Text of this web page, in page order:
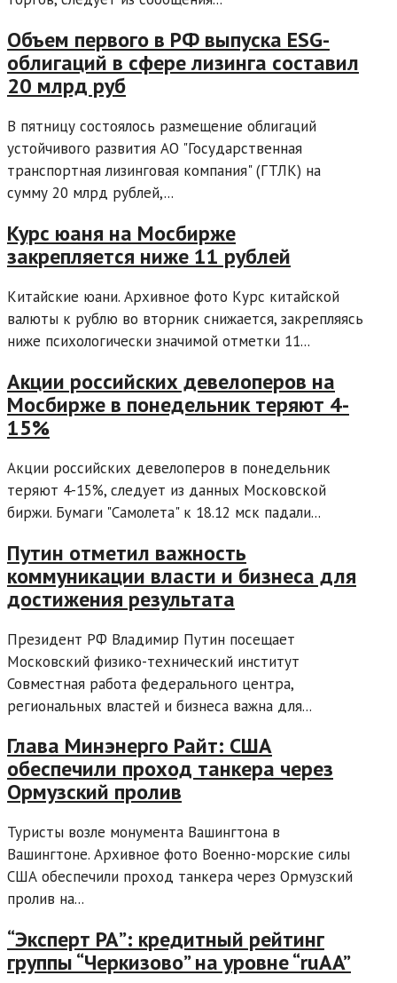
Объем первого в РФ выпуска ESG-
облигаций в сфере лизинга составил
20 млрд руб
В пятницу состоялось размещение облигаций
устойчивого развития АО "Государственная
транспортная лизинговая компания" (ГТЛК) на
сумму 20 млрд рублей,...
Курс юаня на Мосбирже
закрепляется ниже 11 рублей
Китайские юани. Архивное фото Курс китайской
валюты к рублю во вторник снижается, закрепляясь
ниже психологически значимой отметки 11...
Акции российских девелоперов на
Мосбирже в понедельник теряют 4-
15%
Акции российских девелоперов в понедельник
теряют 4-15%, следует из данных Московской
биржи. Бумаги "Самолета" к 18.12 мск падали...
Путин отметил важность
коммуникации власти и бизнеса для
достижения результата
Президент РФ Владимир Путин посещает
Московский физико-технический институт
Совместная работа федерального центра,
региональных властей и бизнеса важна для...
Глава Минэнерго Райт: США
обеспечили проход танкера через
Ормузский пролив
Туристы возле монумента Вашингтона в
Вашингтоне. Архивное фото Военно-морские силы
США обеспечили проход танкера через Ормузский
пролив на...
“Эксперт РА”: кредитный рейтинг
группы “Черкизово” на уровне “ruAA”